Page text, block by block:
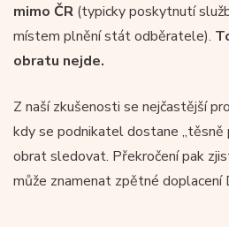
mimo ČR (typicky poskytnutí
místem plnění stát odběratele).
obratu nejde.
Z naší zkušenosti se nejčastější
kdy se podnikatel dostane „těsně
obrat sledovat. Překročení pak
může znamenat zpětné doplacení